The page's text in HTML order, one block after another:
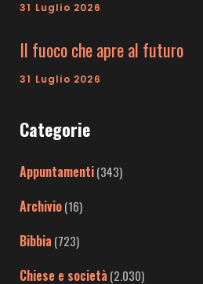
31 Luglio 2026
Il fuoco che apre al futuro
31 Luglio 2026
Categorie
Appuntamenti(343)
Archivio(16)
Bibbia (723)
Chiese e società (2.030)